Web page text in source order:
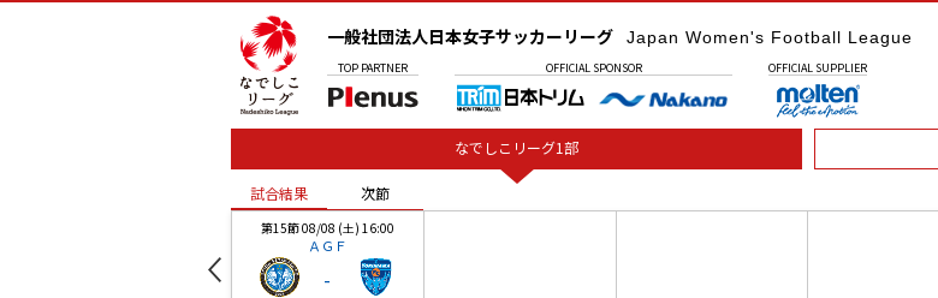
一般社団法人日本女子サッカーリーグ Japan Women's Football League
TOP PARTNER OFFICIAL SPONSOR OFFICIAL SUPPLIER
なでしこリーグ1部
試合結果 次節
第15節 08/08 (土) 16:00
ＡＧＦ
-